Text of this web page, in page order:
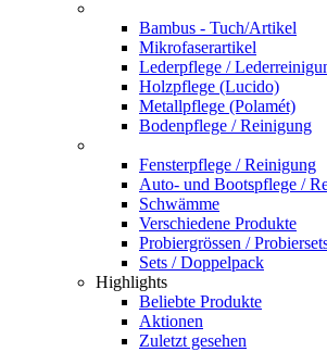
Bambus - Tuch/Artikel
Mikrofaserartikel
Lederpflege /
Holzpflege (Lucido)
Metallpflege (Polamét)
Bodenpflege / Reinigung
Fensterpflege / Reinigung
Auto- und Bootspflege /
Schwämme
Verschiedene Produkte
Probiergrössen /
Sets / Doppelpack
Highlights
Beliebte Produkte
Aktionen
Zuletzt gesehen